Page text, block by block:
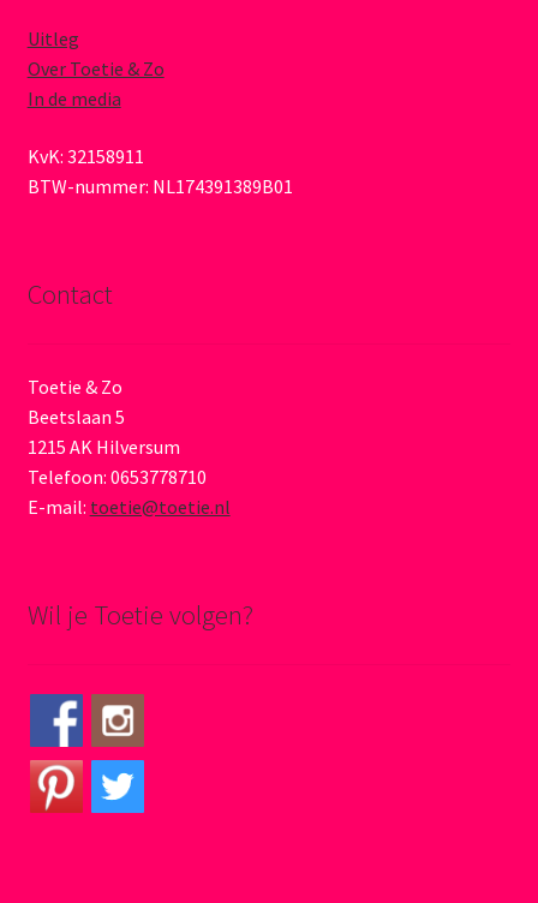
Uitleg
Over Toetie & Zo
In de media
KvK: 32158911
BTW-nummer: NL174391389B01
Contact
Toetie & Zo
Beetslaan 5
1215 AK Hilversum
Telefoon: 0653778710
E-mail: toetie@toetie.nl
Wil je Toetie volgen?